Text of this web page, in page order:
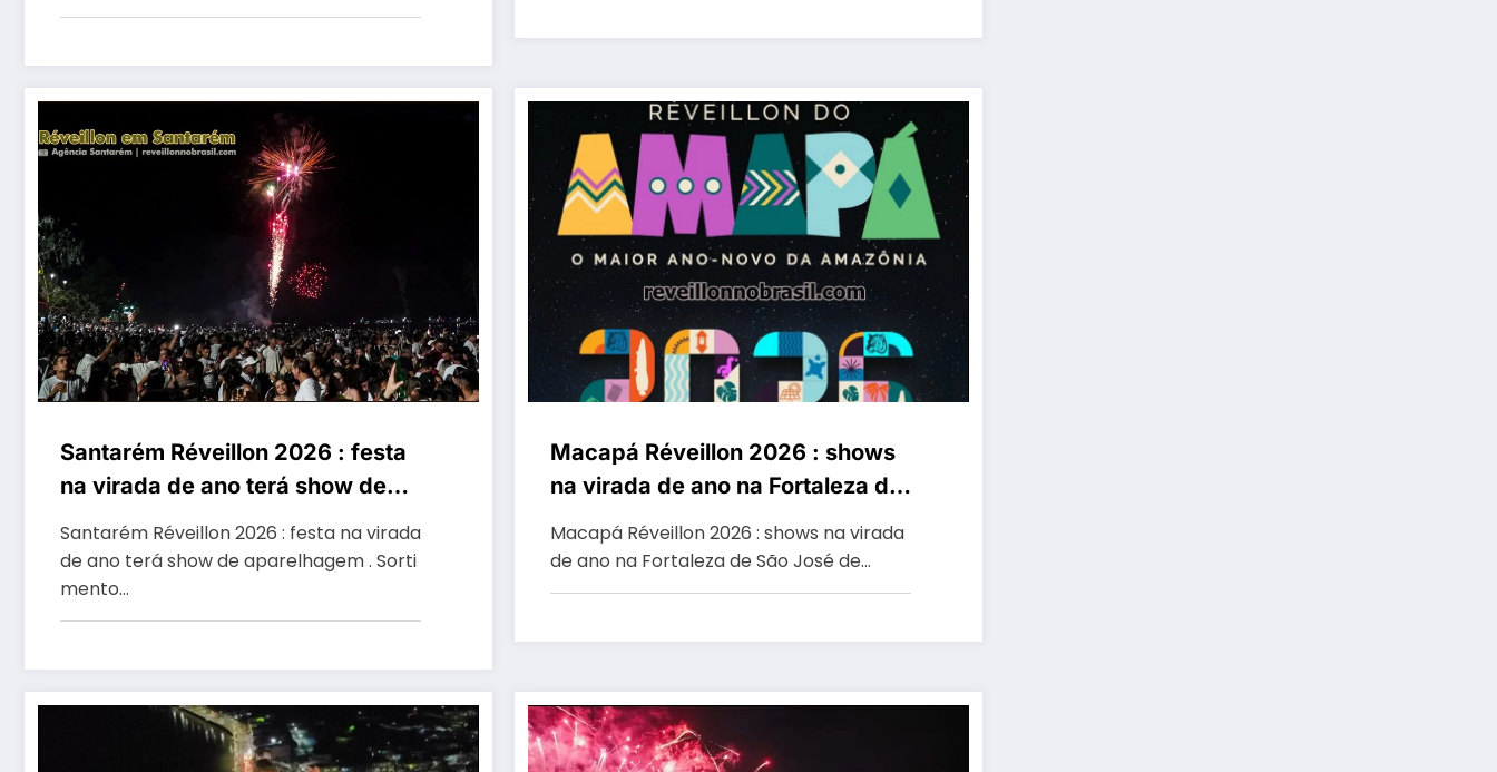
Santarém Réveillon 2026 : festa
na virada de ano terá show de
aparelhagem
Santarém Réveillon 2026 : festa na virada
de ano terá show de aparelhagem . Sorti
mento…
Macapá Réveillon 2026 : shows
na virada de ano na Fortaleza de
São José de Macapá
Macapá Réveillon 2026 : shows na virada
de ano na Fortaleza de São José de…